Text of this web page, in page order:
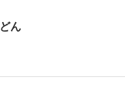
ん